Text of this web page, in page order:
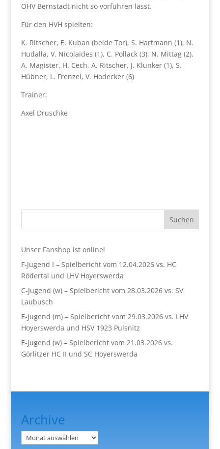
OHV Bernstadt nicht so vorführen lässt.
Für den HVH spielten:
K. Ritscher, E. Kuban (beide Tor), S. Hartmann (1), N.
Hudalla, V. Nicolaides (1), C. Pollack (3), N. Mittag (2),
A. Magister, H. Cech, A. Ritscher, J. Klunker (1), S.
Hübner, L. Frenzel, V. Hodecker (6)
Trainer:
Axel Druschke
Suchen
Unser Fanshop ist online!
F-Jugend I – Spielbericht vom 12.04.2026 vs. HC
Rödertal und LHV Hoyerswerda
C-Jugend (w) – Spielbericht vom 28.03.2026 vs. SV
Laubusch
E-Jugend (m) – Spielbericht vom 29.03.2026 vs. LHV
Hoyerswerda und HSV 1923 Pulsnitz
E-Jugend (w) – Spielbericht vom 21.03.2026 vs.
Görlitzer HC II und SC Hoyerswerda
Archive
Archiv